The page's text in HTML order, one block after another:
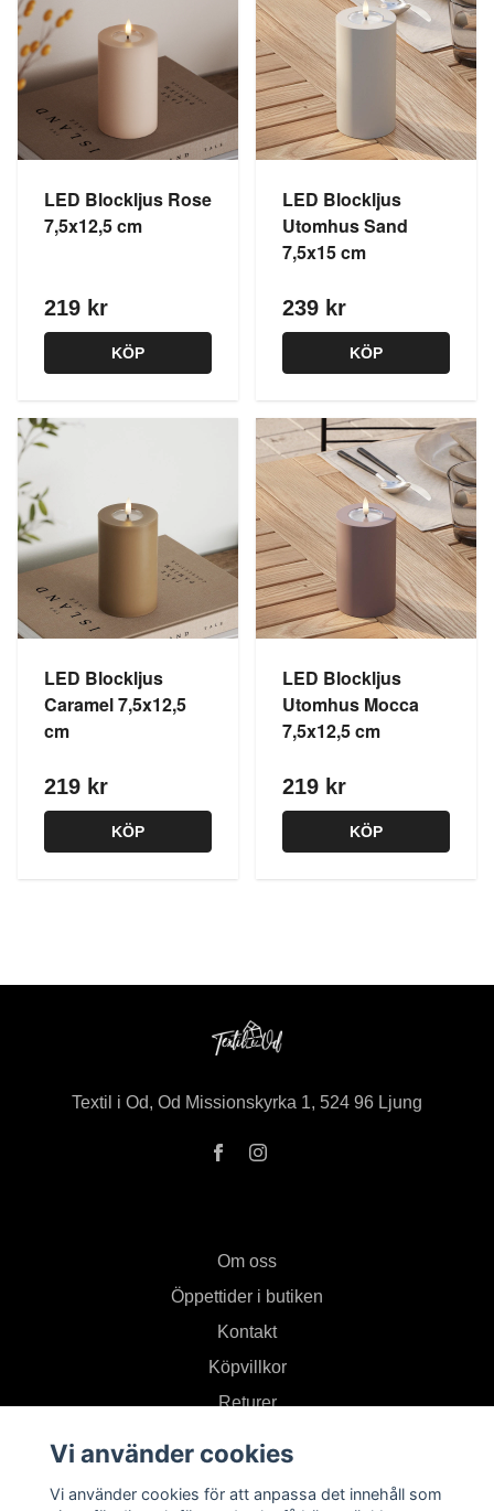
LED Blockljus Rose
7,5x12,5 cm
219 kr
KÖP
LED Blockljus
Utomhus Sand
7,5x15 cm
239 kr
KÖP
LED Blockljus
Caramel 7,5x12,5
cm
219 kr
KÖP
LED Blockljus
Utomhus Mocca
7,5x12,5 cm
219 kr
KÖP
Textil i Od, Od Missionskyrka 1, 524 96 Ljung
Om oss
Öppettider i butiken
Kontakt
Köpvillkor
Returer
Prenumerera på vårt nyhetsbrev
Vi använder cookies
Vi använder cookies för att anpassa det innehåll som